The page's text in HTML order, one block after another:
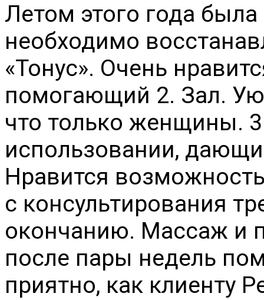
Летом этого года
необходимо
«Тонус». Очень
помогающий 2. Зал.
что только женщины.
использовании,
Нравится
с консультирования
окончанию. Массаж и
после пары недель
приятно, как клиенту